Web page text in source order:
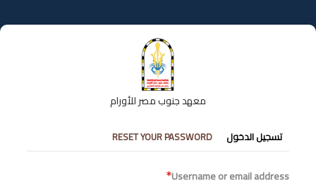
إلى
المحتوى
معهد جنوب مصر للأورام
التبويبات
الأساسية
تسجيل الدخول RESET YOUR PASSWORD
Username or email address